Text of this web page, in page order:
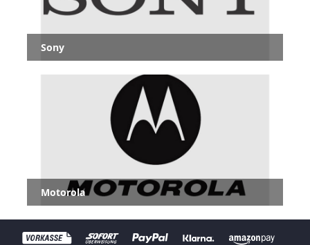
Sony
Motorola